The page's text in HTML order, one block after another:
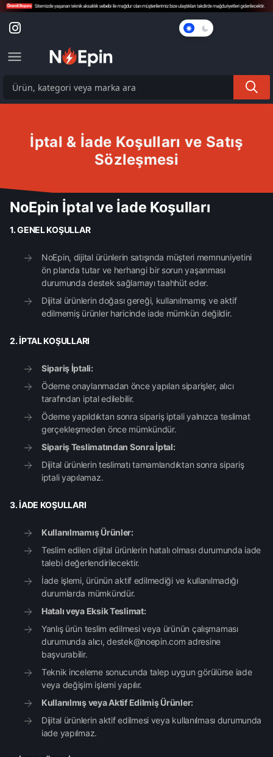
İptal & İade Koşulları ve Satış
Sözleşmesi
NoEpin İptal ve İade Koşulları
1. GENEL KOŞULLAR
NoEpin, dijital ürünlerin satışında müşteri memnuniyetini
ön planda tutar ve herhangi bir sorun yaşanması
durumunda destek sağlamayı taahhüt eder.
Dijital ürünlerin doğası gereği, kullanılmamış ve aktif
edilmemiş ürünler haricinde iade mümkün değildir.
2. İPTAL KOŞULLARI
Sipariş İptali:
Ödeme onaylanmadan önce yapılan siparişler, alıcı
tarafından iptal edilebilir.
Ödeme yapıldıktan sonra sipariş iptali yalnızca teslimat
gerçekleşmeden önce mümkündür.
Sipariş Teslimatından Sonra İptal:
Dijital ürünlerin teslimatı tamamlandıktan sonra sipariş
iptali yapılamaz.
3. İADE KOŞULLARI
Kullanılmamış Ürünler:
Teslim edilen dijital ürünlerin hatalı olması durumunda iade
talebi değerlendirilecektir.
İade işlemi, ürünün aktif edilmediği ve kullanılmadığı
durumlarda mümkündür.
Hatalı veya Eksik Teslimat:
Yanlış ürün teslim edilmesi veya ürünün çalışmaması
durumunda alıcı, destek@noepin.com adresine
başvurabilir.
Teknik inceleme sonucunda talep uygun görülürse iade
veya değişim işlemi yapılır.
Kullanılmış veya Aktif Edilmiş Ürünler:
Dijital ürünlerin aktif edilmesi veya kullanılması durumunda
iade yapılmaz.